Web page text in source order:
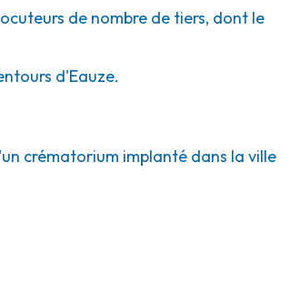
de nombre de tiers, dont le
d'Eauze.
crématorium implanté dans la ville